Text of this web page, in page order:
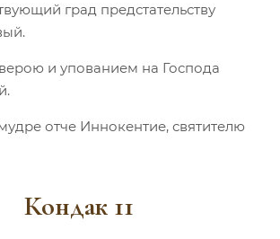
град предстательству
и упованием на Господа
отче Иннокентие, святителю
Кондак 11